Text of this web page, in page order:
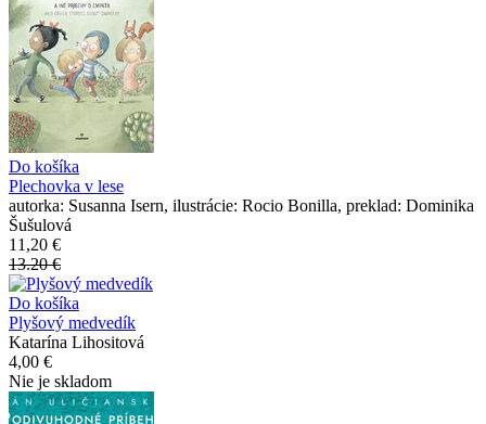
Do košíka
Plechovka v lese
autorka: Susanna Isern, ilustrácie: Rocio Bonilla, preklad: Dominika
Šušulová
11,20 €
13.20 €
Do košíka
Plyšový medvedík
Katarína Lihositová
4,00 €
Nie je skladom